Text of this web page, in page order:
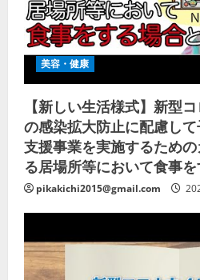
美容・健康
【新しい生活様式】新型
の感染拡大防止に配慮し
支援事業を実施するため
る居場所等において食事
pikakichi2015@gmail.com